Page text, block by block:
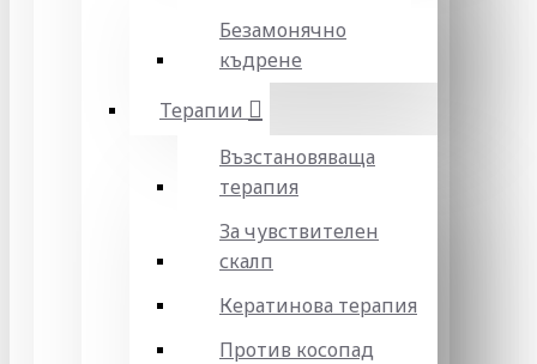
Безамонячно
къдрене
Терапии
Възстановяваща
терапия
За чувствителен
скалп
Кератинова терапия
Против косопад